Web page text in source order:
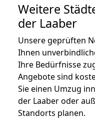
Weitere
der Laaber
Unsere geprüften
Ihnen
Ihre Bedürfnisse
Angebote sind
Sie einen Umzug
der Laaber oder
Standorts planen.